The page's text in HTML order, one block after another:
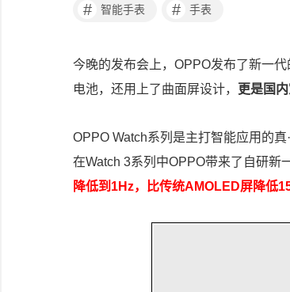
# 智能手表 # 手表
今晚的发布会上，OPPO发布了新一
电池，还用上了曲面屏设计，
更是国
OPPO Watch系列是主打智能应用的
在Watch 3系列中OPPO带来了自研新
降低到1Hz，比传统AMOLED屏降低